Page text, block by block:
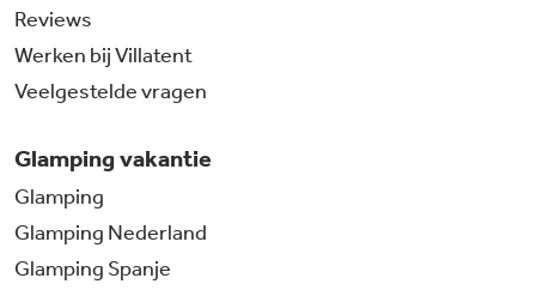
Reviews
Werken bij Villatent
Veelgestelde vragen
Glamping vakantie
Glamping
Glamping Nederland
Glamping Spanje